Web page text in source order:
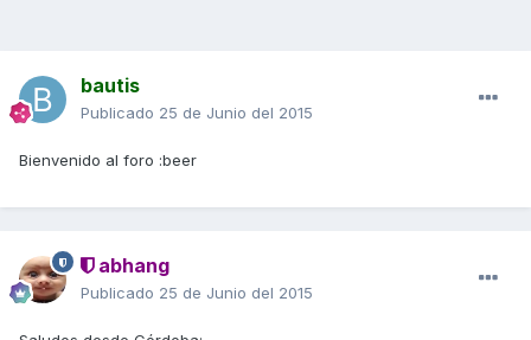
bautis
Publicado 25 de Junio del 2015
Bienvenido al foro :beer
abhang
Publicado 25 de Junio del 2015